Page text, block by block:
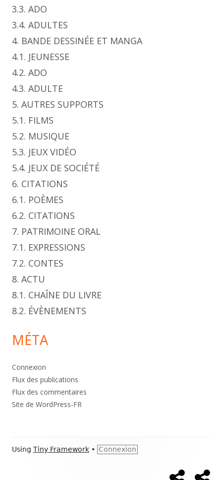
3.3. ADO
3.4. ADULTES
4. BANDE DESSINÉE ET MANGA
4.1. JEUNESSE
4.2. ADO
4.3. ADULTE
5. AUTRES SUPPORTS
5.1. FILMS
5.2. MUSIQUE
5.3. JEUX VIDÉO
5.4. JEUX DE SOCIÉTÉ
6. CITATIONS
6.1. POÈMES
6.2. CITATIONS
7. PATRIMOINE ORAL
7.1. EXPRESSIONS
7.2. CONTES
8. ACTU
8.1. CHAÎNE DU LIVRE
8.2. ÉVÈNEMENTS
MÉTA
Connexion
Flux des publications
Flux des commentaires
Site de WordPress-FR
Footer
Using Tiny Framework • Connexion
AccueilÀ